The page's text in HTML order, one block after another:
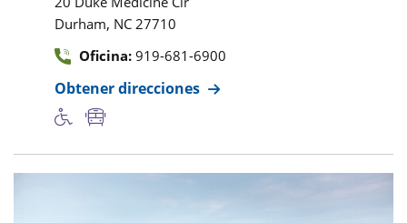
Durham, NC 27710
Oficina: 919-681-6900
Obtener direcciones